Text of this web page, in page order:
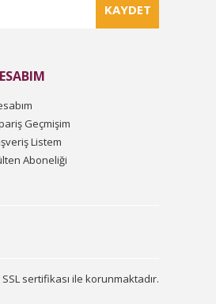
KAYDET
Geçmişim
Listem
Aboneliği
sertifikası ile korunmaktadır.